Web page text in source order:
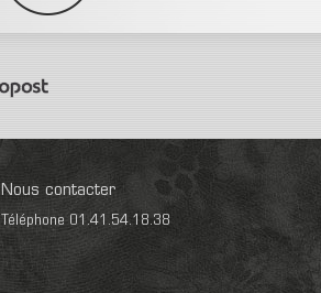
Nous contacter
Téléphone 01.41.54.18.38